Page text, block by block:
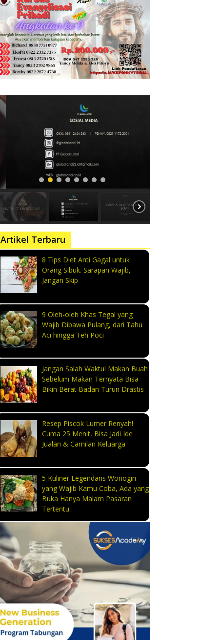
Artikel Terbaru
8 Tips Diet Anti Gagal untuk
Orang Sibuk. Sarapan Wajib,
Jangan Skip
9 Oleh-oleh Khas Tegal yang
Wajib Dibawa Pulang, dari Tahu
Aci hingga Teh Poci
Jangan Salah Waktu! Makan Buah
Sebelum Makan Ternyata Bisa
Bikin Berat Badan Turun Drastis
Resep Piscok Lumer Renyah!
Cuma 25 Menit, Bisa Jadi Ide
Jualan & Camilan Keluarga
5 Kuliner Legendaris Wonogiri
yang Wajib Kamu Coba, Ada yang
Buka Hanya Malam Pasaran
Tertentu